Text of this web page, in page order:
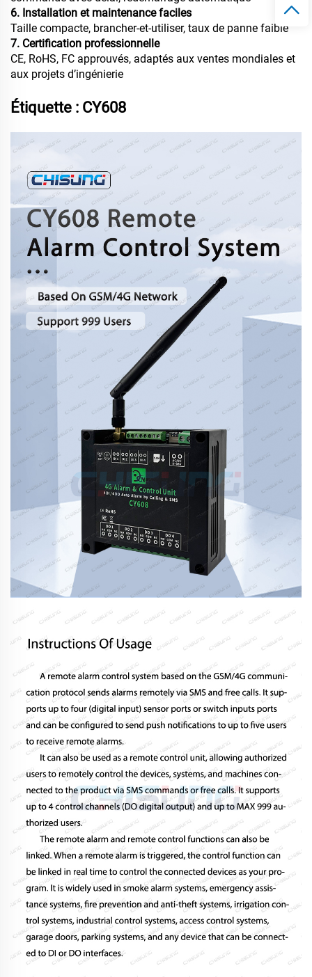
6. Installation et maintenance faciles
Taille compacte, brancher-et-utiliser, taux de panne faible
7. Certification professionnelle
CE, RoHS, FC approuvés, adaptés aux ventes mondiales et
aux projets d’ingénierie
Étiquette : CY608